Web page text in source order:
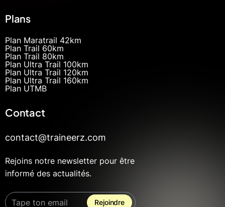
Plans
Plan Maratrail 42km
Plan Trail 60km
Plan Trail 80km
Plan Ultra Trail 100km
Plan Ultra Trail 120km
Plan Ultra Trail 160km
Plan UTMB
Contact
contact@traineerz.com
Rejoins notre newsletter pour être
informé des actualités.